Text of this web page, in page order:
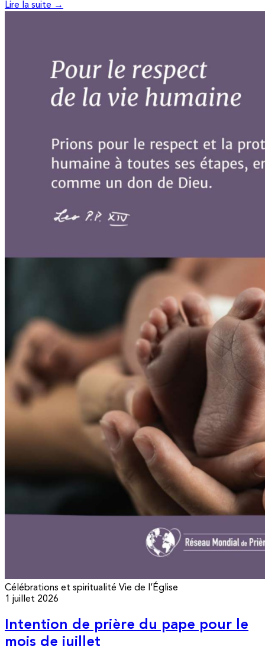
Lire la suite →
Célébrations et spiritualité Vie de l’Église
1 juillet 2026
Intention de prière du pape pour le
mois de juillet